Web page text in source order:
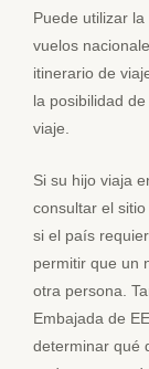
Puede utilizar
vuelos
itinerario de
la posibilidad
viaje.
Si su hijo viaja
consultar el
si el país
permitir que un
otra persona.
Embajada de
determinar qué